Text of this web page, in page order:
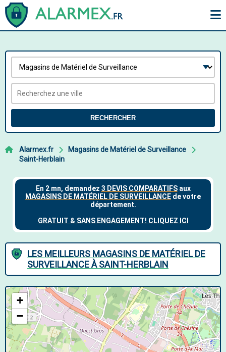
RECHERCHER
Alarmex.fr
Magasins de Matériel de Surveillance
Saint-Herblain
LES MEILLEURS MAGASINS DE MATÉRIEL DE
SURVEILLANCE À SAINT-HERBLAIN
+
−